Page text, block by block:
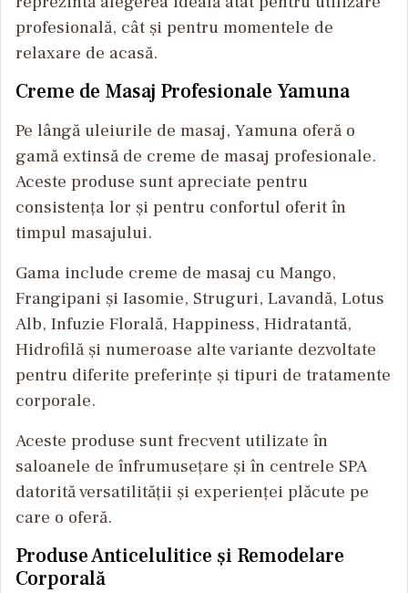
profesională, cât și pentru momentele de
relaxare de acasă.
Creme de Masaj Profesionale Yamuna
Pe lângă uleiurile de masaj, Yamuna oferă o
gamă extinsă de creme de masaj profesionale.
Aceste produse sunt apreciate pentru
consistența lor și pentru confortul oferit în
timpul masajului.
Gama include creme de masaj cu Mango,
Frangipani și Iasomie, Struguri, Lavandă, Lotus
Alb, Infuzie Florală, Happiness, Hidratantă,
Hidrofilă și numeroase alte variante dezvoltate
pentru diferite preferințe și tipuri de tratamente
corporale.
Aceste produse sunt frecvent utilizate în
saloanele de înfrumusețare și în centrele SPA
datorită versatilității și experienței plăcute pe
care o oferă.
Produse Anticelulitice și Remodelare
Corporală